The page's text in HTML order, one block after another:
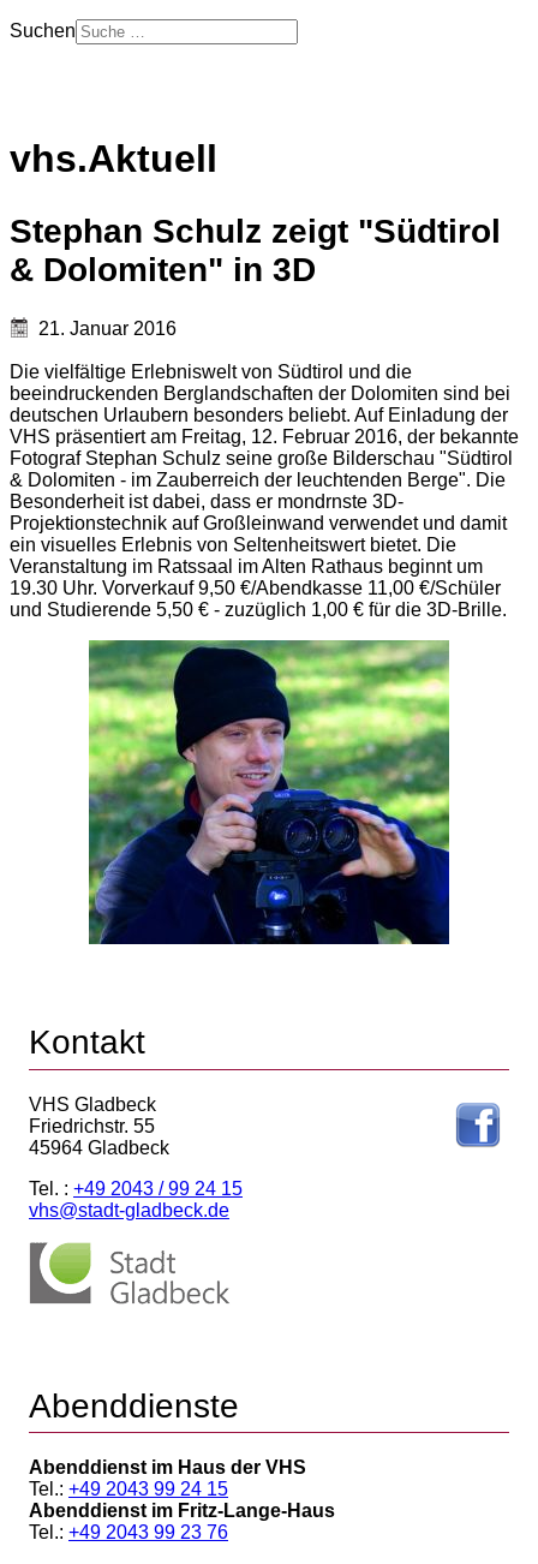
Suchen
vhs.Aktuell
Stephan Schulz zeigt "Südtirol
& Dolomiten" in 3D
21. Januar 2016
Die vielfältige Erlebniswelt von Südtirol und die
beeindruckenden Berglandschaften der Dolomiten sind bei
deutschen Urlaubern besonders beliebt. Auf Einladung der
VHS präsentiert am Freitag, 12. Februar 2016, der bekannte
Fotograf Stephan Schulz seine große Bilderschau "Südtirol
& Dolomiten - im Zauberreich der leuchtenden Berge". Die
Besonderheit ist dabei, dass er mondrnste 3D-
Projektionstechnik auf Großleinwand verwendet und damit
ein visuelles Erlebnis von Seltenheitswert bietet. Die
Veranstaltung im Ratssaal im Alten Rathaus beginnt um
19.30 Uhr. Vorverkauf 9,50 €/Abendkasse 11,00 €/Schüler
und Studierende 5,50 € - zuzüglich 1,00 € für die 3D-Brille.
Kontakt
VHS Gladbeck
Friedrichstr. 55
45964 Gladbeck
Tel. : +49 2043 / 99 24 15
vhs@stadt-gladbeck.de
Abenddienste
Abenddienst im Haus der VHS
Tel.: +49 2043 99 24 15
Abenddienst im Fritz-Lange-Haus
Tel.: +49 2043 99 23 76